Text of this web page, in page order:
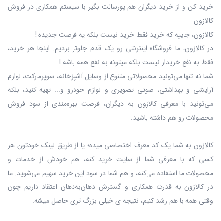
خرید کن و از خرید دیگران هم پورسانت بگیر با سیستم همکاری در فروش
کالازون
کالازون، جاییه که خرید فقط خرید نیست بلکه یه فرصت جدیده !
در کالازون، ما فروشگاه اینترنتی رو یک قدم جلوتر بردیم. اینجا هر خرید،
فقط به نفع خریدار نیست بلکه میتونه به نفع همه باشه !
شما نه‌ تنها می‌تونید محصولاتی متنوع از وسایل آشپزخانه، سوپرمارکت، لوازم
آرایشی و بهداشتی، صوتی تصویری و لوازم خودرو و... تهیه کنید، بلکه
می‌تونید با معرفی کالازون به دیگران، فرصت بهره‌مندی از سود فروش
محصولات رو هم داشته باشید.
کالازون به شما یک کد معرف اختصاصی میده؛ یا از طریق لینک خودتون هر
کسی که با معرفی شما از سایت خرید کنه، هم خودش از خدمات و
محصولات ما استفاده می‌کنه، و هم شما در سود این خرید سهیم می‌شوید. ما
در کالازون به قدرت همکاری و گسترش دهان‌به‌دهان اعتقاد داریم چون
وقتی همه با هم رشد کنیم، نتیجه ی خیلی بزرگ‌ تری حاصل میشه.